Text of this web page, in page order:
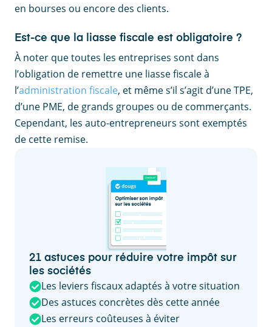
en bourses ou encore des clients.
Est-ce que la liasse fiscale est obligatoire ?
À noter que toutes les entreprises sont dans
l’obligation de remettre une liasse fiscale à
l’administration fiscale, et même s’il s’agit d’une TPE,
d’une PME, de grands groupes ou de commerçants.
Cependant, les auto-entrepreneurs sont exemptés
de cette remise.
21 astuces pour réduire votre impôt sur
les sociétés
Les leviers fiscaux adaptés à votre situation
Des astuces concrètes dès cette année
Les erreurs coûteuses à éviter